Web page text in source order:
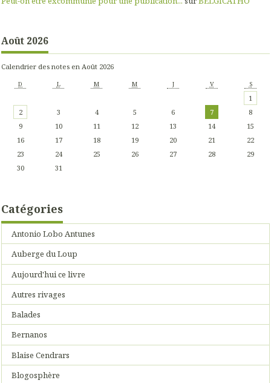
Août 2026
Calendrier des notes en Août 2026
D L M M J V S
1
2
3 4 5 6 7
8
9
10 11 12 13 14
15
16
17 18 19 20 21
22
23
24 25 26 27 28
29
30
31
Catégories
Antonio Lobo Antunes
Auberge du Loup
Aujourd'hui ce livre
Autres rivages
Balades
Bernanos
Blaise Cendrars
Blogosphère